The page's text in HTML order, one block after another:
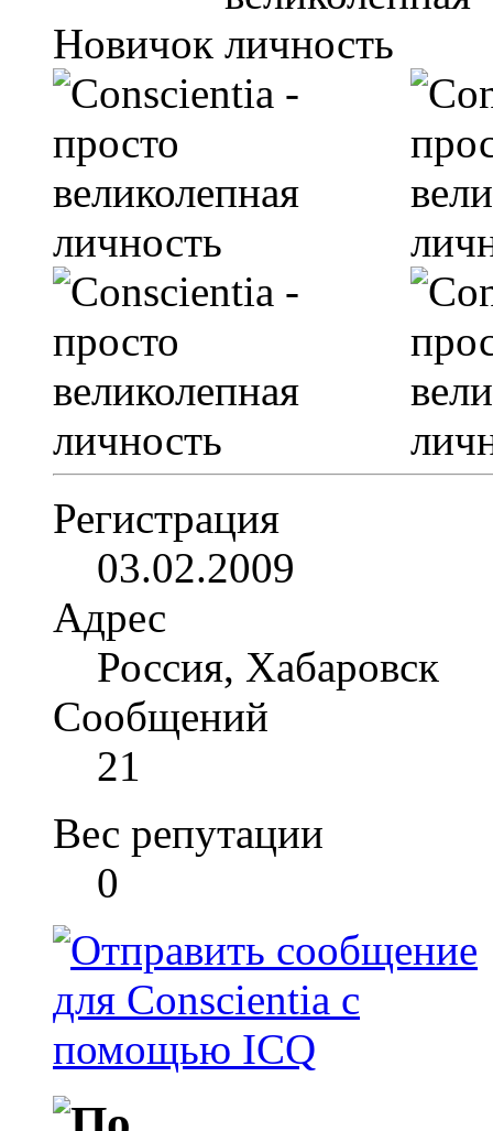
Новичок
Регистрация
03.02.2009
Адрес
Россия, Хабаровск
Сообщений
21
Вес репутации
0